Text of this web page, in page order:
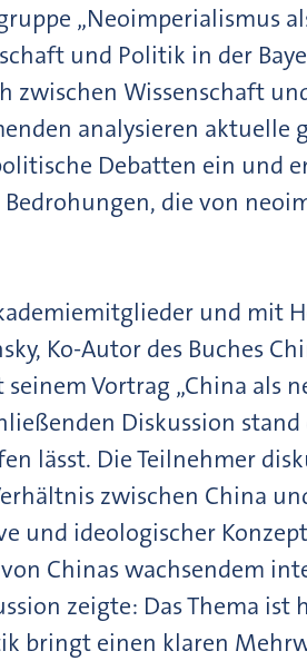
„Neoimperialismus
und Politik in der
zwischen Wissenschaft
analysieren
Debatten ein und
die von
und mit
Ko-Autor des Buches
Vortrag „China als
Diskussion stand
lässt. Die Teilnehmer
zwischen China
und ideologischer
Chinas wachsendem
zeigte: Das Thema ist
bringt einen klaren